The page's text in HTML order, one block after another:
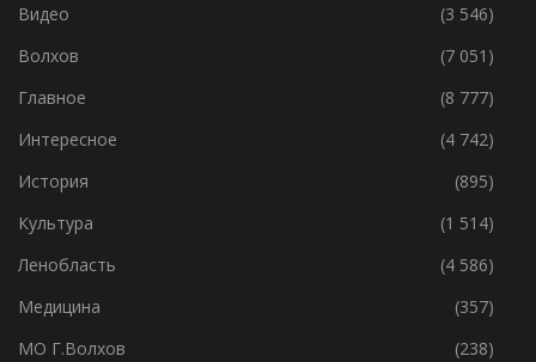
Видео
(3 546)
Волхов
(7 051)
Главное
(8 777)
Интересное
(4 742)
История
(895)
Культура
(1 514)
Ленобласть
(4 586)
Медицина
(357)
МО Г.Волхов
(238)